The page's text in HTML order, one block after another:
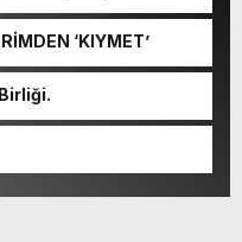
‘KIYMET’